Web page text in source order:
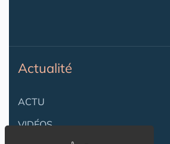
Actualité
ACTU
VIDÉOS